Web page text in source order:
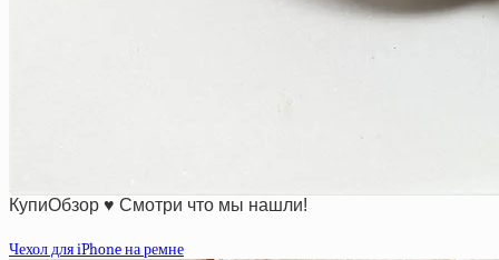
КупиОбзор ♥ Смотри что мы нашли!
Чехол для iPhone на ремне